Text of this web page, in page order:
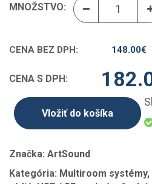
MNOŽSTVO:
CENA BEZ DPH: 148.00€
CENA S DPH:
Vložiť do košíka
Značka: ArtSound
Kategória: Multiroom